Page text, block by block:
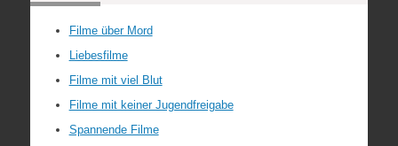
Filme über Mord
Liebesfilme
Filme mit viel Blut
Filme mit keiner Jugendfreigabe
Spannende Filme